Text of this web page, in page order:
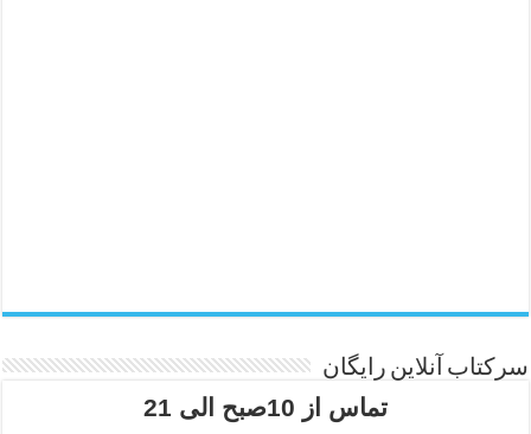
سرکتاب آنلاین رایگان
تماس از 10صبح الی 21